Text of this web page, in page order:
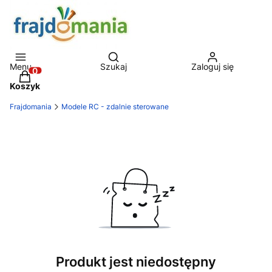
Menu
Otwórz wyszukiwarkę
Szukaj Zaloguj się
Produkty w koszyku: 0. Zobacz szczegóły
Koszyk
Frajdomania Modele RC - zdalnie sterowane
Produkt jest niedostępny